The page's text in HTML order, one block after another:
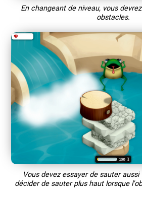
En changeant de niveau, vous
obstacles.
Vous devez essayer de sauter
décider de sauter plus haut lorsque